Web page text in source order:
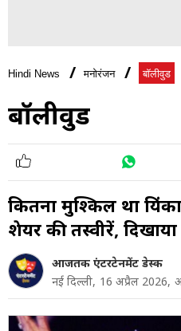
Hindi News मनोरंजन बॉलीवुड
बॉलीवुड
कितना मुश्किल था
शेयर की तस्वीरें,
आजतक एंटरटेनमेंट डेस्क
नई दिल्ली, 16 अप्रैल 2026,